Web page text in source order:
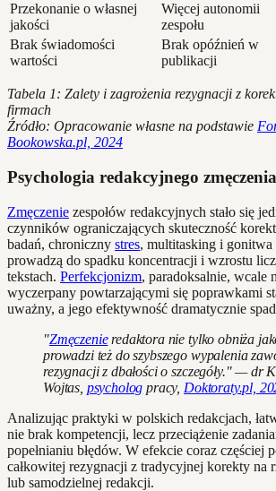
Przekonanie o własnej
jakości
Więcej autonomii
zespołu
Brak świadomości
wartości
Brak opóźnień w
publikacji
Tabela 1: Zalety i zagrożenia rezygnacji z
firmach
Źródło: Opracowanie własne na podstawie
Bookowska.pl, 2024
Psychologia redakcyjnego zmęczenia
Zmęczenie zespołów redakcyjnych stało się
czynników ograniczających skuteczność
badań, chroniczny stres, multitasking i gonitwa
prowadzą do spadku koncentracji i wzrostu
tekstach. Perfekcjonizm, paradoksalnie, wcale
wyczerpany powtarzającymi się poprawkami
uważny, a jego efektywność dramatycznie
"Zmęczenieredaktora nie tylko obniża
prowadzi też do szybszego wypalenia
rezygnacji z dbałości o szczegóły." — dr
Wojtas, psycholog pracy, Doktoraty.pl,
Analizując praktyki w polskich redakcjach,
nie brak kompetencji, lecz przeciążenie
popełnianiu błędów. W efekcie coraz częściej
całkowitej rezygnacji z tradycyjnej korekty na
lub samodzielnej redakcji.